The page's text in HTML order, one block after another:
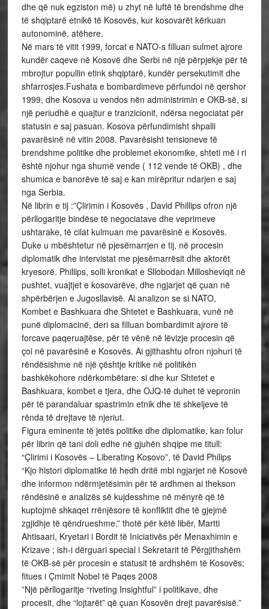
dhe që nuk egziston më) u zhyt në luftë të brendshme dhe
të shqiptarë etnikë të Kosovës, kur kosovarët kërkuan
autonominë, atëhere.
Në mars të vitit 1999, forcat e NATO-s filluan sulmet ajrore
kundër caqeve në Kosovë dhe Serbi në një përpjekje për të
mbrojtur popullin etink shqiptarë, kundër persekutimit dhe
shfarrosjes.Fushata e bombardimeve përfundoi në qershor
1999, dhe Kosova u vendos nën administrimin e OKB-së, si
një periudhë e quajtur e tranzicionit, ndërsa negociatat për
statusin e saj pasuan. Kosova përfundimisht shpalli
pavarësinë në vitin 2008. Pavarësisht tensioneve të
brendshme politike dhe problemet ekonomike, shteti më i ri
është njohur nga shumë vende ( 112 vende të OKB) , dhe
shumica e banorëve të saj e kan mirëpritur ndarjen e saj
nga Serbia.
Në librin e tij :”Çlirimin i Kosovës , David Phillips ofron një
përllogaritje bindëse të negociatave dhe veprimeve
ushtarake, të cilat kulmuan me pavarësinë e Kosovës.
Duke u mbështetur në pjesëmarrjen e tij, në procesin
diplomatik dhe intervistat me pjesëmarrësit dhe aktorët
kryesorë. Phillips, solli kronikat e Sllobodan Millosheviqit në
pushtet, vuajtjet e kosovarëve, dhe ngjarjet që çuan në
shpërbërjen e Jugosllavisë. Ai analizon se si NATO,
Kombet e Bashkuara dhe Shtetet e Bashkuara, vunë në
punë diplomacinë, deri sa filluan bombardimit ajrore të
forcave paqeruajtëse, për të vënë në lëvizje procesin që
çoi në pavarësinë e Kosovës. Ai gjithashtu ofron njohuri të
rëndësishme në një çështje kritike në politikën
bashkëkohore ndërkombëtare: si dhe kur Shtetet e
Bashkuara, kombet e tjera, dhe OJQ-të duhet të vepronin
për të parandaluar spastrimin etnik dhe të shkeljeve të
rënda të drejtave të njeriut.
Figura eminente të jetës politike dhe diplomatike, kan folur
për librin që tani doli edhe në gjuhën shqipe me titull:
“Çlirimi i Kosovës – Liberating Kosovo”, të David Philips
“Kjo histori diplomatike të hedh dritë mbi ngjarjet në Kosovë
dhe informon ndërmjetësimin për të ardhmen ai thekson
rëndësinë e analizës së kujdesshme në mënyrë që të
kuptojmë shkaqet rrënjësore të konfliktit dhe të gjejmë
zgjidhje të qëndrueshme.” thotë për këtë libër, Martti
Ahtisaari, Kryetari i Bordit të Iniciativës për Menaxhimin e
Krizave ; ish-i dërguari special i Sekretarit të Përgjithshëm
të OKB-së për procesin e statusit të ardhshëm të Kosovës;
fitues i Çmimit Nobel të Paqes 2008
”Një përllogaritje “riveting Insightful” i politikave, dhe
procesit, dhe “lojtarët” që çuan Kosovën drejt pavarësisë.”